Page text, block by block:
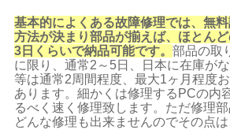
基本的によくある故障修理では、無
方法が決まり部品が揃えば、 ほとん
3日くらいで納品可能です。部品の取
に限り、通常2～5日、日本に在庫が
等は通常2周間程度、最大1ヶ月程度
あります。細かくは修理するPCの内
るべく速く修理致します。ただ修理
どんな修理も出来ませんのでその点は